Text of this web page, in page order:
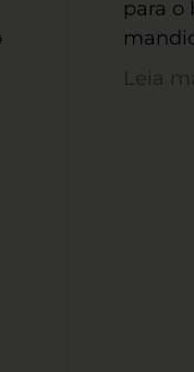
para o
Leia